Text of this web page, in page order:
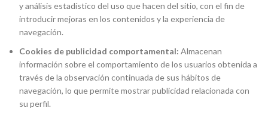
y análisis estadístico del uso que hacen del sitio, con el fin de
introducir mejoras en los contenidos y la experiencia de
navegación.
Cookies de publicidad comportamental: Almacenan
información sobre el comportamiento de los usuarios obtenida a
través de la observación continuada de sus hábitos de
navegación, lo que permite mostrar publicidad relacionada con
su perfil.